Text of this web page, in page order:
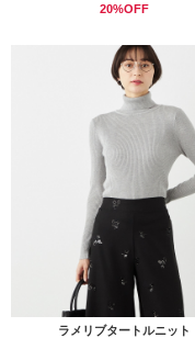
20%OFF
ラメリブタートルニット